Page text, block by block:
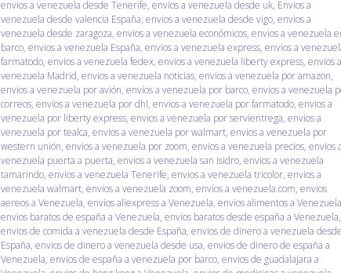
envios a venezuela desde Tenerife, envios a venezuela desde uk, Envios a
venezuela desde valencia España, envios a venezuela desde vigo, envios a
venezuela desde zaragoza, envios a venezuela económicos, envios a venezuela
barco, envios a venezuela España, envios a venezuela express, envios a
farmatodo, envios a venezuela fedex, envios a venezuela liberty express, envios a
venezuela Madrid, envios a venezuela noticias, envios a venezuela por amazon,
envios a venezuela por avión, envíos a venezuela por barco, envios a venezuela
correos, envios a venezuela por dhl, envios a venezuela por farmatodo, envios a
venezuela por liberty express, envios a venezuela por servientrega, envios a
venezuela por tealca, envios a venezuela por walmart, envios a venezuela por
western unión, envios a venezuela por zoom, envios a venezuela precios, envios a
venezuela puerta a puerta, envios a venezuela san isidro, envios a venezuela
tamarindo, envios a venezuela Tenerife, envios a venezuela tricolor, envios a
venezuela walmart, envios a venezuela zoom, envios a venezuela.com, envios
aereos a Venezuela, envios aliexpress a Venezuela, envios alimentos a Venezuela
envios baratos de españa a Venezuela, envios baratos desde españa a Venezuela,
envios de comida a venezuela desde España, envios de dinero a venezuela desde
España, envios de dinero a venezuela desde usa, envios de dinero de españa a
Venezuela, envios de españa a venezuela por barco, envios de guadalajara a